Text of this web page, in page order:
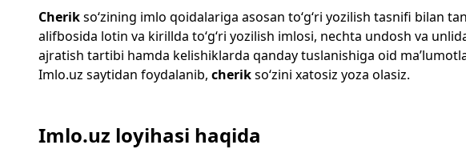
Cherikso‘zining imlo qoidalariga asosan to‘g‘ri yozilish tasnifi bilan
alifbosida lotin va kirillda to‘g‘ri yozilish imlosi, nechta undosh va
ajratish tartibi hamda kelishiklarda qanday tuslanishiga oid
Imlo.uz saytidan foydalanib, cherikso‘zini xatosiz yoza olasiz.
Imlo.uz loyihasi haqida